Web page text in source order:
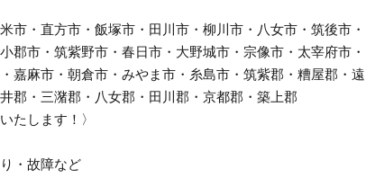
市・直方市・飯塚市・田川市・柳川市・八女市・筑後市・
郡市・筑紫野市・春日市・大野城市・宗像市・太宰府市・
嘉麻市・朝倉市・みやま市・糸島市・筑紫郡・糟屋郡・遠
郡・三潴郡・八女郡・田川郡・京都郡・築上郡
たします！〉
・故障など